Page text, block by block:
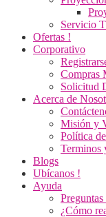
Servicio
Ofertas !
Corporativo
Compras
Solicitud
Acerca de
Misión y
Política
Terminos
Blogs
Ubícanos !
Ayuda
¿Cómo